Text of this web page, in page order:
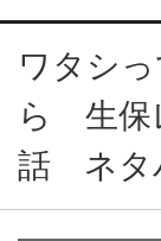
ワタシ
ら 生保
話 ネタ